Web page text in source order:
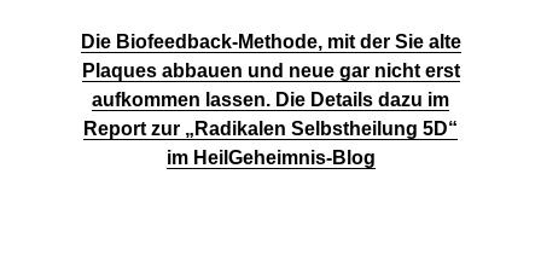
Die Biofeedback-Methode, mit der Sie alte
Plaques abbauen und neue gar nicht erst
aufkommen lassen. Die Details dazu im
Report zur „Radikalen Selbstheilung 5D“
im HeilGeheimnis-Blog